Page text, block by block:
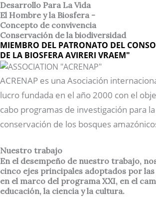
Ir
al
contenido
Desarrollo Para La Vida
El Hombre y la Biosfera -
Concepto de convivencia
Conservación de la biodiversidad
MIEMBRO DEL PATRONATO DEL
DE LA BIOSFERA AVIRERI VRAEM"
ACRENAP es una Asociación
lucro fundada en el año 2000 con el
cabo programas de investigación para
conservación de los bosques
Nuestro trabajo
En el desempeño de nuestro trabajo,
cinco ejes principales adoptados por
en el marco del programa XXI, en el
educación, la ciencia y la cultura.